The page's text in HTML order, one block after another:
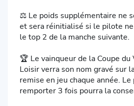
⚖️ Le poids supplémentaire ne
et sera réinitialisé si le pilote
le top 2 de la manche suivante.
🏆 Le vainqueur de la Coupe du
Loisir verra son nom gravé sur
remise en jeu chaque année.
remporter 3 fois pourra la